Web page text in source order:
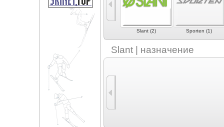
Skevik (1) Slant (2) Sporten (1)
Slant | назначение